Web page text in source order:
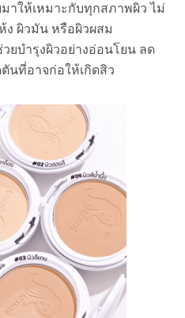
าให้เหมาะกับทุกสภาพผิว ไม่
ง ผิวมัน หรือผิวผสม
ยบำรุงผิวอย่างอ่อนโยน ลด
นที่อาจก่อให้เกิดสิว